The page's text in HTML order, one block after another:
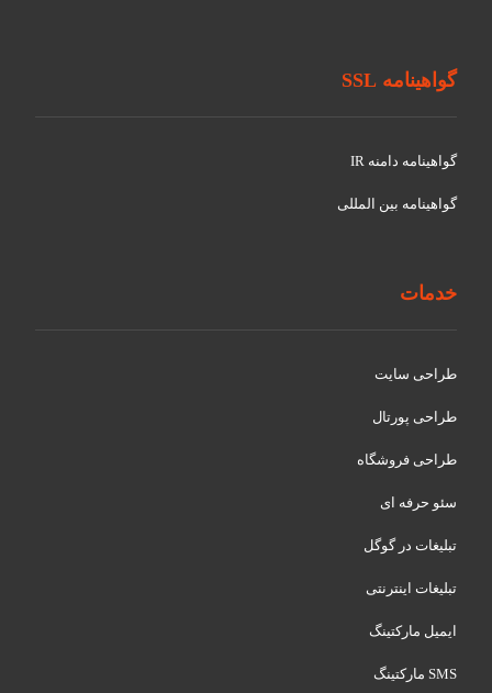
گواهینامه SSL
گواهينامه دامنه IR
گواهينامه بین المللی
خدمات
طراحی سایت
طراحی پورتال
طراحی فروشگاه
سئو حرفه ای
تبلیغات در گوگل
تبلیغات اینترنتی
ایمیل مارکتینگ
SMS مارکتینگ